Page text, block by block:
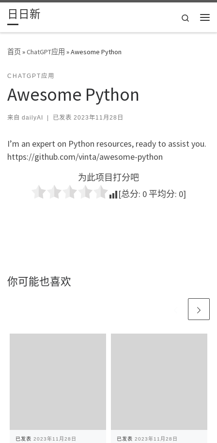
Skip to content
日日新
Search
首页»ChatGPT应用 »Awesome Python
CHATGPT应用
Awesome Python
来自 dailyAI | 已发表 2023年11月28日
I’m an expert on Python resources, ready to assist you.
https://github.com/vinta/awesome-python
为此项目打分吧
[总分: 0 平均分: 0]
你可能也喜欢
已发表 2023年11月28日 已发表 2023年11月28日